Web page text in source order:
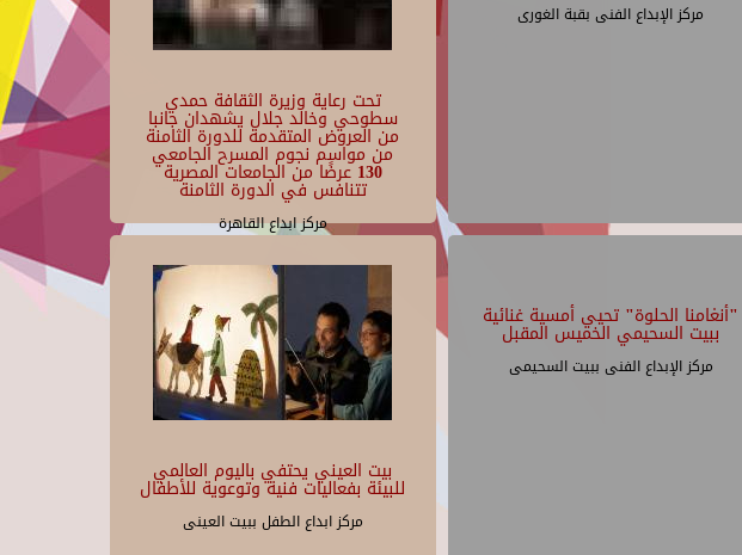
تحت رعاية وزيرة الثقافة حمدي
سطوحي وخالد جلال يشهدان جانبا
من العروض المتقدمة للدورة الثامنة
من مواسم نجوم المسرح الجامعي
130 عرضًا من الجامعات المصرية
تتنافس في الدورة الثامنة
مركز ابداع القاهرة
مركز الإبداع الفنى بقبة الغورى
بيت العيني يحتفي باليوم العالمي
للبيئة بفعاليات فنية وتوعوية للأطفال
مركز ابداع الطفل ببيت العينى
"أنغامنا الحلوة" تحيي أمسية غنائية
ببيت السحيمي الخميس المقبل
مركز الإبداع الفنى ببيت السحيمى